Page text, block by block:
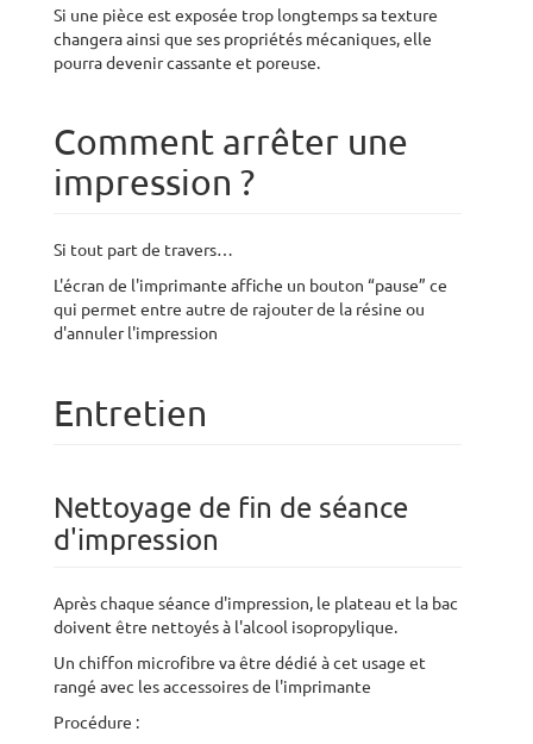
Si une pièce est exposée trop longtemps sa texture
changera ainsi que ses propriétés mécaniques, elle
pourra devenir cassante et poreuse.
Comment arrêter une
impression ?
Si tout part de travers…
L'écran de l'imprimante affiche un bouton “pause” ce
qui permet entre autre de rajouter de la résine ou
d'annuler l'impression
Entretien
Nettoyage de fin de séance
d'impression
Après chaque séance d'impression, le plateau et la bac
doivent être nettoyés à l'alcool isopropylique.
Un chiffon microfibre va être dédié à cet usage et
rangé avec les accessoires de l'imprimante
Procédure :